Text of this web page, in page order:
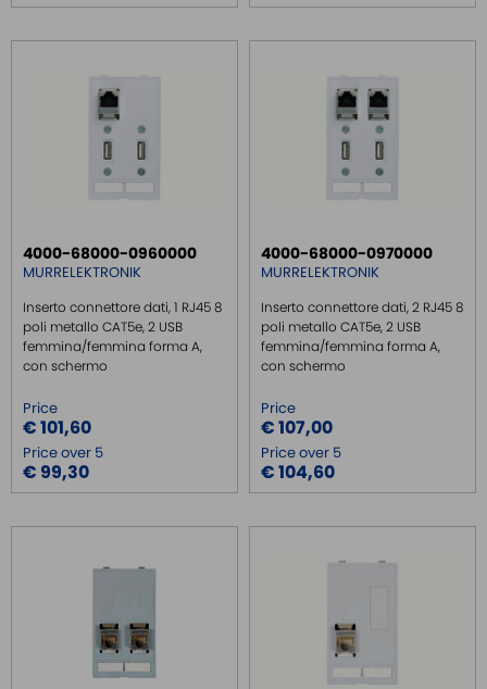
4000-68000-0960000
MURRELEKTRONIK
Inserto connettore dati, 1 RJ45 8
poli metallo CAT5e, 2 USB
femmina/femmina forma A,
con schermo
Price
€ 101,60
Price over 5
€ 99,30
4000-68000-0970000
MURRELEKTRONIK
Inserto connettore dati, 2 RJ45 8
poli metallo CAT5e, 2 USB
femmina/femmina forma A,
con schermo
Price
€ 107,00
Price over 5
€ 104,60